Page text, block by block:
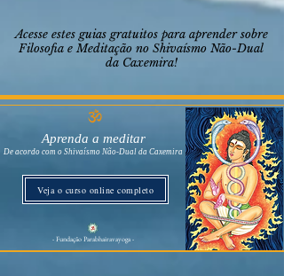
Acesse estes guias gratuitos para aprender sobre
Filosofia e Meditação no Shivaísmo Não-Dual
da Caxemira!
Aprenda a meditar
De acordo com o Shivaísmo Não-Dual da Caxemira
Veja o curso online completo
- Fundação Parabhairavayoga -